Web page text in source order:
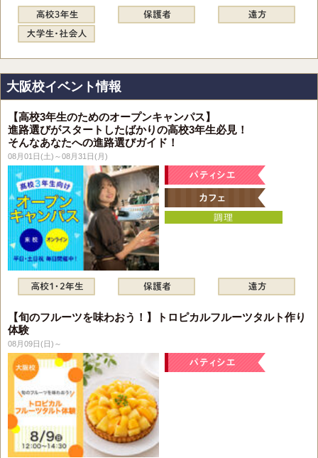
大阪校イベント情報
【高校3年生のためのオープンキャンパス】
進路選びがスタートしたばかりの高校3年生必見！
そんなあなたへの進路選びガイド！
08月01日(土)～08月31日(月)
【旬のフルーツを味わおう！】トロピカルフルーツタルト作り
体験
08月09日(日)～